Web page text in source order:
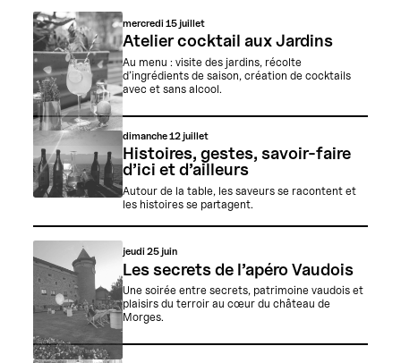
mercredi15 juillet
Atelier cocktail aux Jardins
Au menu : visite des jardins, récolte
d’ingrédients de saison, création de cocktails
avec et sans alcool.
dimanche12 juillet
Histoires, gestes, savoir-faire
d’ici et d’ailleurs
Autour de la table, les saveurs se racontent et
les histoires se partagent.
jeudi25 juin
Les secrets de l’apéro Vaudois
Une soirée entre secrets, patrimoine vaudois et
plaisirs du terroir au cœur du château de
Morges.